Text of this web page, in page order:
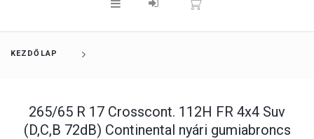
KEZDŐLAP
265/65 R 17 Crosscont. 112H FR 4x4 Suv
(D,C,B 72dB) Continental nyári gumiabroncs